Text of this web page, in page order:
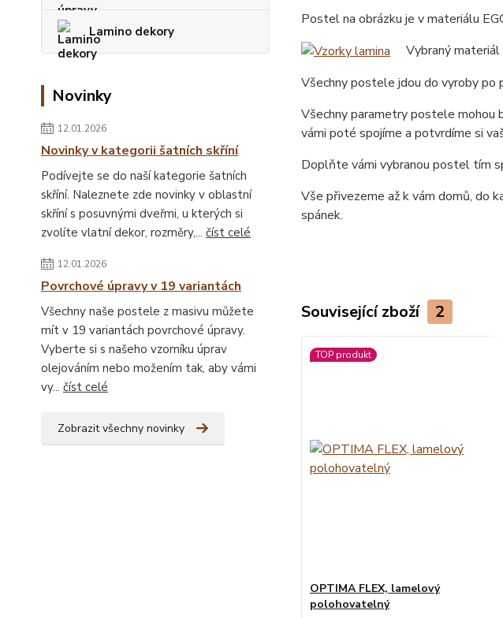
Lamino dekory
Novinky
12.01.2026
Novinky v kategorii šatních skříní
Podívejte se do naší kategorie šatních
skříní. Naleznete zde novinky v oblastní
skříní s posuvnými dveřmi, u kterých si
zvolíte vlatní dekor, rozměry,... číst celé
12.01.2026
Povrchové úpravy v 19 variantách
Všechny naše postele z masivu můžete
mít v 19 variantách povrchové úpravy.
Vyberte si s našeho vzorníku úprav
olejováním nebo možením tak, aby vámi
vy... číst celé
Zobrazit všechny novinky
Postel na obrázku je v materiálu
Vybraný materiál
Všechny postele jdou do vyroby po
Všechny parametry postele mohou
vámi poté spojíme a potvrdíme si
Doplňte vámi vybranou postel tím
Vše přivezeme až k vám domů, do
spánek.
Související zboží 2
TOP produkt
OPTIMA FLEX, lamelový
polohovatelný